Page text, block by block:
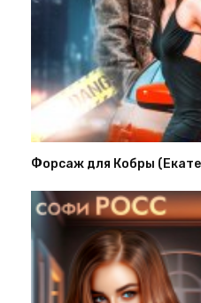
Форсаж для Кобры